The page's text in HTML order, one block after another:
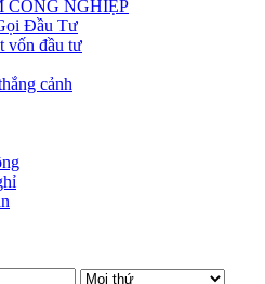
CÔNG NGHIỆP
Đầu Tư
vốn đầu tư
cảnh